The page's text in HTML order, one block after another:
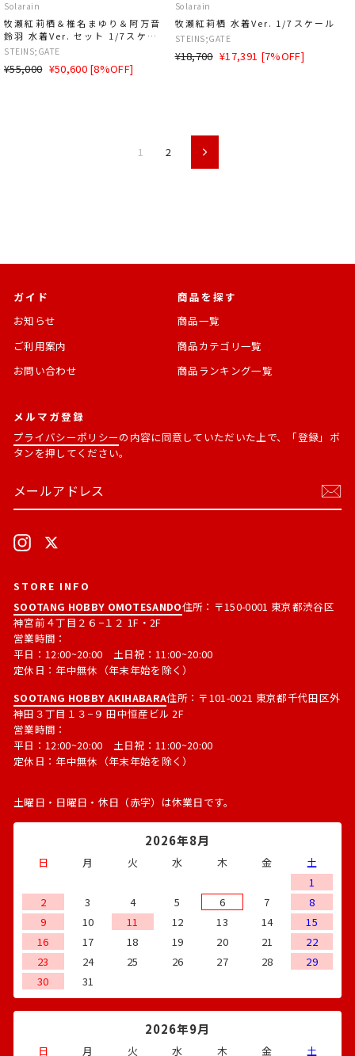
Solarain
牧瀬紅莉栖＆椎名まゆり＆阿万音
鈴羽 水着Ver. セット 1/7スケー
ル
STEINS;GATE
通
¥55,000 SALE
¥50,600 [8%OFF]
Solarain
牧瀬紅莉栖 水着Ver. 1/7スケール
STEINS;GATE
通
¥18,700 SALE
¥17,391 [7%OFF]
1 2 次
ガイド
お知らせ
ご利用案内
お問い合わせ
商品を探す
商品一覧
商品カテゴリ一覧
商品ランキング一覧
メルマガ登録
プライバシーポリシーの内容に同意していただいた上で、「登録」ボ
タンを押してください。
ー
レ
ス
読
Instagram
STORE INFO
SOOTANG HOBBY OMOTESANDO住所：〒150-0001 東京都渋谷区
神宮前４丁目２６−１２ 1F・2F
営業時間：
平日：12:00~20:00 土日祝：11:00~20:00
定休日：年中無休（年末年始を除く）
SOOTANG HOBBY AKIHABARA住所：〒101-0021 東京都千代田区外
神田３丁目１３−９ 田中恒産ビル 2F
営業時間：
平日：12:00~20:00 土日祝：11:00~20:00
定休日：年中無休（年末年始を除く）
土曜日・日曜日・休日（赤字）は休業日です。
2026年8月
日 月 火 水 木 金
土
1
2
3 4 5 6 7
8
9
10 11 12 13 14
15
16
17 18 19 20 21
22
23
24 25 26 27 28
29
30
31
2026年9月
日 月 火 水 木 金 土